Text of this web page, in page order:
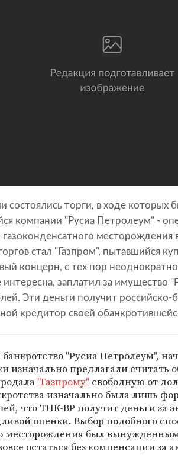
состоялись торги, в ходе
компании "Русиа Петролеум" -
газоконденсатного месторождения
стал "Газпром", пытавшийся
концерн, с тех пор
интересна, заплатил за имущество
Эти деньги получит российско-
кредитор своей
"Русиа Петролеум",
изначально предлагали считать
"Газпрому" свободную от
изначально была лишь
что ТНК-ВР получит деньги за
оценки. Выбор подобного
месторождения был
остаться без компенсации за